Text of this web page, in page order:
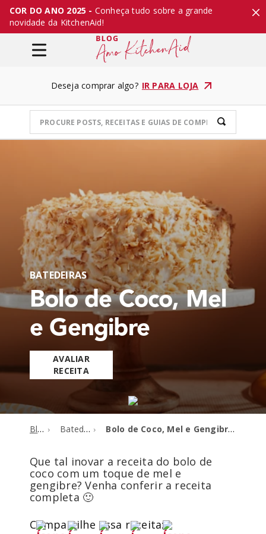
COR DO ANO 2025 - Conheça tudo sobre a grande
novidade da KitchenAid!
Deseja comprar algo? IR PARA LOJA
BATEDEIRAS
Bolo de Coco, Mel
e Gengibre
AVALIAR
RECEITA
Blog Batedeiras Bolo de Coco, Mel e Gengibre
Que tal inovar a receita do bolo de
coco com um toque de mel e
gengibre? Venha conferir a receita
completa 🙂
Compartilhe essa receita: